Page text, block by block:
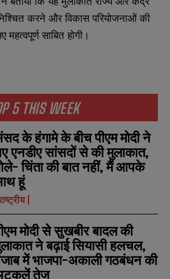
SUBMIT
SUBMIT
5 THIS WEEK
के हंगामे के बीच पीएम मोदी ने
एनडीए सांसदों से की मुलाकात,
चिंता की बात नहीं, मैं आपके
हूं
मोदी से सुखबीर बादल की
ने बढ़ाई सियासी हलचल,
में भाजपा-अकाली गठबंधन की
तेज
करने और विकास परियोजनाओं की
साबित होगी।